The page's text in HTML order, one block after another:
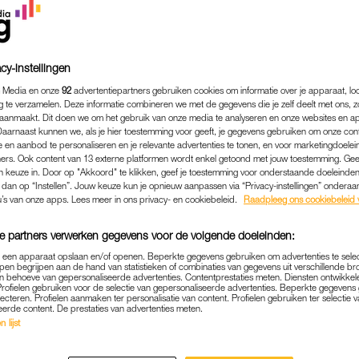
DIT
DAN WEET U DAT
COLUMN JAN VERSTEEGH
12-07-2023 | JAN VERSTEEGH
geven elkaar sinds tien jaar geen
jaar een paar dagen samen weg naar het
instellingen
en onze 92 advertentiepartners gebruiken cookies om informatie over je apparaat,
te verzamelen. Deze informatie combineren we met de gegevens die je zelf deelt met ons,
Dit doen we om het gebruik van onze media te analyseren en onze websites en
kunnen we, als je hier toestemming voor geeft, je gegevens gebruiken om onze
en aanbod te personaliseren en je relevante advertenties te tonen, en voor
Ook content van 13 externe platformen wordt enkel getoond met jouw toestemming.
keuze in. Door op "Akkoord" te klikken, geef je toestemming voor onderstaande
op “Instellen”. Jouw keuze kun je opnieuw aanpassen via “Privacy-instellingen”
van onze apps. Lees meer in ons privacy- en cookiebeleid.
Raadpleeg ons cookiebeleid
partners verwerken gegevens voor de volgende doeleinden:
apparaat opslaan en/of openen. Beperkte gegevens gebruiken om advertenties te
begrijpen aan de hand van statistieken of combinaties van gegevens uit verschillende
behoeve van gepersonaliseerde advertenties. Contentprestaties meten. Diensten
gebruiken voor de selectie van gepersonaliseerde advertenties. Beperkte
Profielen aanmaken ter personalisatie van content. Profielen gebruiken ter selectie
content. De prestaties van advertenties meten.
lijst